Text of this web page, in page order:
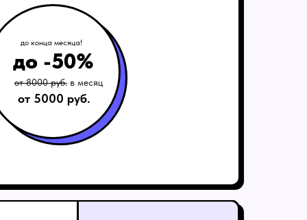
от 8000 руб. в месяц
до -50%
до конца месяца!
от 5000 руб.